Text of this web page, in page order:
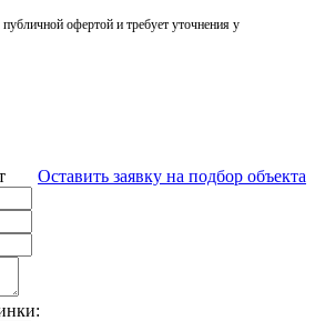
офертой и требует уточнения у
Оставить заявку на подбор объекта